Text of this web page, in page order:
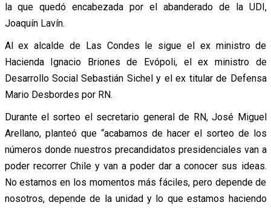
la que quedó encabezada por el abanderado de la UDI,
Joaquín Lavín.
Al ex alcalde de Las Condes le sigue el ex ministro de
Hacienda Ignacio Briones de Evópoli, el ex ministro de
Desarrollo Social Sebastián Sichel y el ex titular de Defensa
Mario Desbordes por RN.
Durante el sorteo el secretario general de RN, José Miguel
Arellano, planteó que “acabamos de hacer el sorteo de los
números donde nuestros precandidatos presidenciales van a
poder recorrer Chile y van a poder dar a conocer sus ideas.
No estamos en los momentos más fáciles, pero depende de
nosotros, depende de la unidad y lo que estamos haciendo